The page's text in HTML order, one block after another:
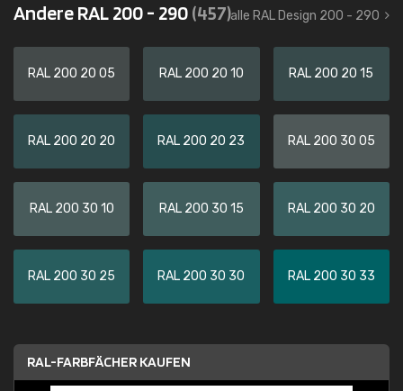
Andere RAL 200 - 290(457)alle RAL Design 200 - 290
RAL 200 20 05 RAL 200 20 10 RAL 200 20 15
RAL 200 20 20 RAL 200 20 23 RAL 200 30 05
RAL 200 30 10 RAL 200 30 15 RAL 200 30 20
RAL 200 30 25 RAL 200 30 30 RAL 200 30 33
RAL-FARBFÄCHER KAUFEN